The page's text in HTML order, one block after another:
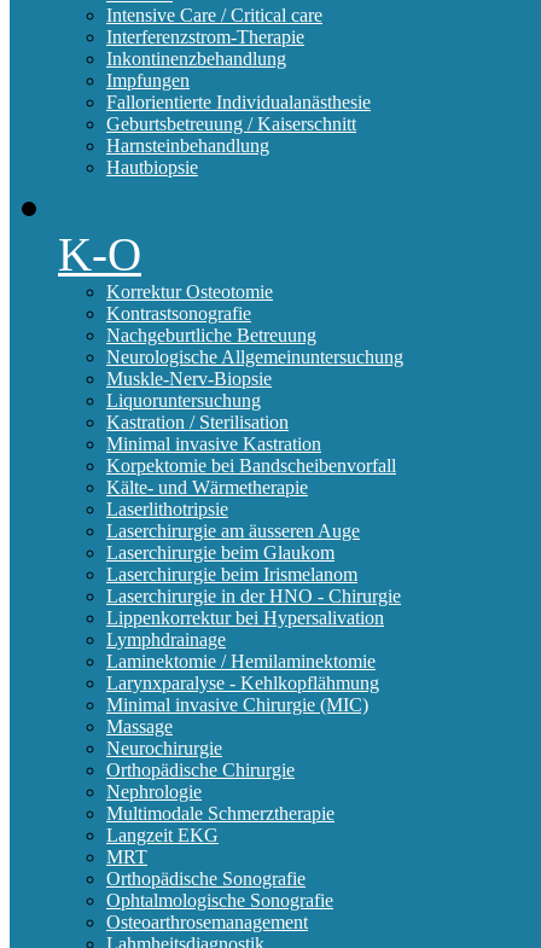
Intensive Care / Critical care
Interferenzstrom-Therapie
Inkontinenzbehandlung
Impfungen
Fallorientierte Individualanästhesie
Geburtsbetreuung / Kaiserschnitt
Harnsteinbehandlung
Hautbiopsie
K-O
Korrektur Osteotomie
Kontrastsonografie
Nachgeburtliche Betreuung
Neurologische Allgemeinuntersuchung
Muskle-Nerv-Biopsie
Liquoruntersuchung
Kastration / Sterilisation
Minimal invasive Kastration
Korpektomie bei Bandscheibenvorfall
Kälte- und Wärmetherapie
Laserlithotripsie
Laserchirurgie am äusseren Auge
Laserchirurgie beim Glaukom
Laserchirurgie beim Irismelanom
Laserchirurgie in der HNO - Chirurgie
Lippenkorrektur bei Hypersalivation
Lymphdrainage
Laminektomie / Hemilaminektomie
Larynxparalyse - Kehlkopflähmung
Minimal invasive Chirurgie (MIC)
Massage
Neurochirurgie
Orthopädische Chirurgie
Nephrologie
Multimodale Schmerztherapie
Langzeit EKG
MRT
Orthopädische Sonografie
Ophtalmologische Sonografie
Osteoarthrosemanagement
Lahmheitsdiagnostik